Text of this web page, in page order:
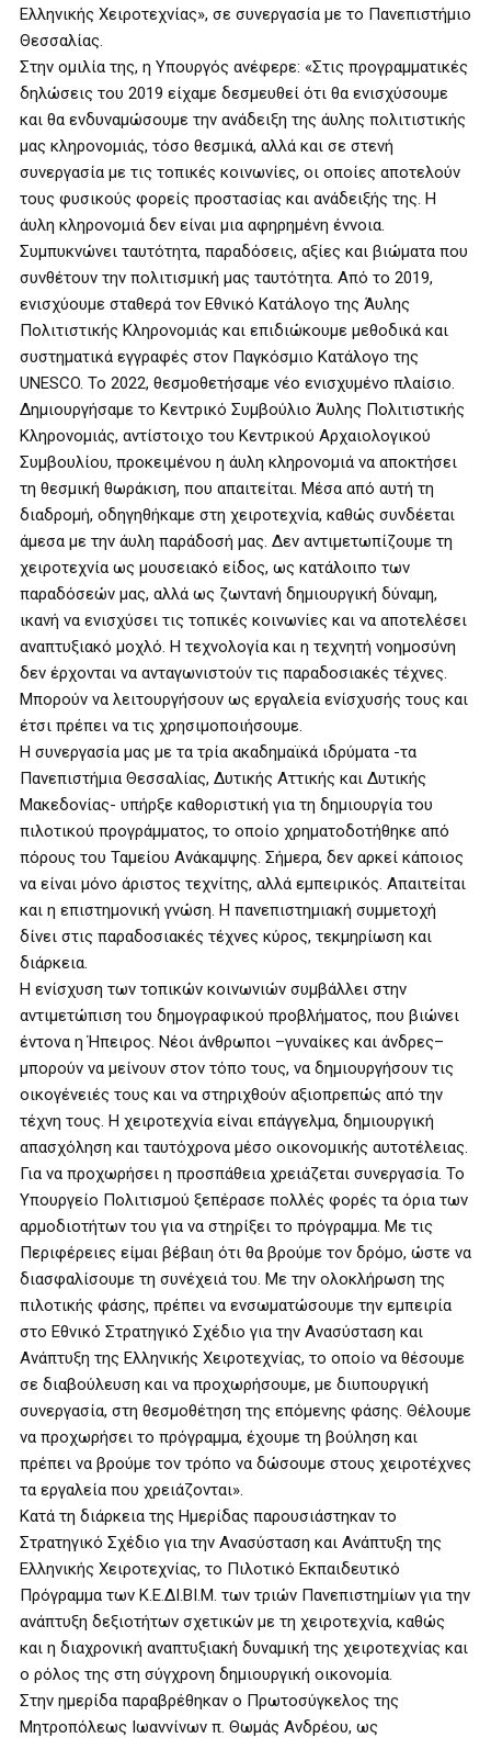
Ελληνικής Χειροτεχνίας», σε συνεργασία με το Πανεπιστήμιο
Θεσσαλίας.
Στην ομιλία της, η Υπουργός ανέφερε: «Στις προγραμματικές
δηλώσεις του 2019 είχαμε δεσμευθεί ότι θα ενισχύσουμε
και θα ενδυναμώσουμε την ανάδειξη της άυλης πολιτιστικής
μας κληρονομιάς, τόσο θεσμικά, αλλά και σε στενή
συνεργασία με τις τοπικές κοινωνίες, οι οποίες αποτελούν
τους φυσικούς φορείς προστασίας και ανάδειξής της. Η
άυλη κληρονομιά δεν είναι μια αφηρημένη έννοια.
Συμπυκνώνει ταυτότητα, παραδόσεις, αξίες και βιώματα που
συνθέτουν την πολιτισμική μας ταυτότητα. Από το 2019,
ενισχύουμε σταθερά τον Εθνικό Κατάλογο της Άυλης
Πολιτιστικής Κληρονομιάς και επιδιώκουμε μεθοδικά και
συστηματικά εγγραφές στον Παγκόσμιο Κατάλογο της
UNESCO. Το 2022, θεσμοθετήσαμε νέο ενισχυμένο πλαίσιο.
Δημιουργήσαμε το Κεντρικό Συμβούλιο Άυλης Πολιτιστικής
Κληρονομιάς, αντίστοιχο του Κεντρικού Αρχαιολογικού
Συμβουλίου, προκειμένου η άυλη κληρονομιά να αποκτήσει
τη θεσμική θωράκιση, που απαιτείται. Μέσα από αυτή τη
διαδρομή, οδηγηθήκαμε στη χειροτεχνία, καθώς συνδέεται
άμεσα με την άυλη παράδοσή μας. Δεν αντιμετωπίζουμε τη
χειροτεχνία ως μουσειακό είδος, ως κατάλοιπο των
παραδόσεών μας, αλλά ως ζωντανή δημιουργική δύναμη,
ικανή να ενισχύσει τις τοπικές κοινωνίες και να αποτελέσει
αναπτυξιακό μοχλό. Η τεχνολογία και η τεχνητή νοημοσύνη
δεν έρχονται να ανταγωνιστούν τις παραδοσιακές τέχνες.
Μπορούν να λειτουργήσουν ως εργαλεία ενίσχυσής τους και
έτσι πρέπει να τις χρησιμοποιήσουμε.
Η συνεργασία μας με τα τρία ακαδημαϊκά ιδρύματα -τα
Πανεπιστήμια Θεσσαλίας, Δυτικής Αττικής και Δυτικής
Μακεδονίας- υπήρξε καθοριστική για τη δημιουργία του
πιλοτικού προγράμματος, το οποίο χρηματοδοτήθηκε από
πόρους του Ταμείου Ανάκαμψης. Σήμερα, δεν αρκεί κάποιος
να είναι μόνο άριστος τεχνίτης, αλλά εμπειρικός. Απαιτείται
και η επιστημονική γνώση. Η πανεπιστημιακή συμμετοχή
δίνει στις παραδοσιακές τέχνες κύρος, τεκμηρίωση και
διάρκεια.
Η ενίσχυση των τοπικών κοινωνιών συμβάλλει στην
αντιμετώπιση του δημογραφικού προβλήματος, που βιώνει
έντονα η Ήπειρος. Νέοι άνθρωποι –γυναίκες και άνδρες–
μπορούν να μείνουν στον τόπο τους, να δημιουργήσουν τις
οικογένειές τους και να στηριχθούν αξιοπρεπώς από την
τέχνη τους. Η χειροτεχνία είναι επάγγελμα, δημιουργική
απασχόληση και ταυτόχρονα μέσο οικονομικής αυτοτέλειας.
Για να προχωρήσει η προσπάθεια χρειάζεται συνεργασία. Το
Υπουργείο Πολιτισμού ξεπέρασε πολλές φορές τα όρια των
αρμοδιοτήτων του για να στηρίξει το πρόγραμμα. Με τις
Περιφέρειες είμαι βέβαιη ότι θα βρούμε τον δρόμο, ώστε να
διασφαλίσουμε τη συνέχειά του. Με την ολοκλήρωση της
πιλοτικής φάσης, πρέπει να ενσωματώσουμε την εμπειρία
στο Εθνικό Στρατηγικό Σχέδιο για την Ανασύσταση και
Ανάπτυξη της Ελληνικής Χειροτεχνίας, το οποίο να θέσουμε
σε διαβούλευση και να προχωρήσουμε, με διυπουργική
συνεργασία, στη θεσμοθέτηση της επόμενης φάσης. Θέλουμε
να προχωρήσει το πρόγραμμα, έχουμε τη βούληση και
πρέπει να βρούμε τον τρόπο να δώσουμε στους χειροτέχνες
τα εργαλεία που χρειάζονται».
Κατά τη διάρκεια της Ημερίδας παρουσιάστηκαν το
Στρατηγικό Σχέδιο για την Ανασύσταση και Ανάπτυξη της
Ελληνικής Χειροτεχνίας, το Πιλοτικό Εκπαιδευτικό
Πρόγραμμα των Κ.Ε.ΔΙ.ΒΙ.Μ. των τριών Πανεπιστημίων για την
ανάπτυξη δεξιοτήτων σχετικών με τη χειροτεχνία, καθώς
και η διαχρονική αναπτυξιακή δυναμική της χειροτεχνίας και
ο ρόλος της στη σύγχρονη δημιουργική οικονομία.
Στην ημερίδα παραβρέθηκαν ο Πρωτοσύγκελος της
Μητροπόλεως Ιωαννίνων π. Θωμάς Ανδρέου, ως